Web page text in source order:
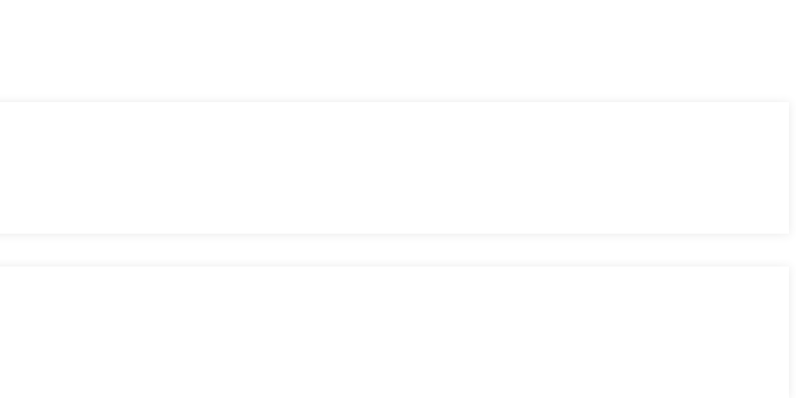
sans complications.
du marché.
des plateformes et des dApps.